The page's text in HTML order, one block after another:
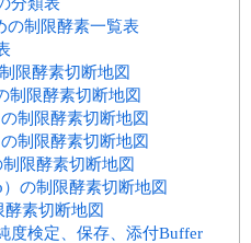
の制限酵素一覧表
限酵素切断地図
制限酵素切断地図
制限酵素切断地図
制限酵素切断地図
限酵素切断地図
の制限酵素切断地図
素切断地図
度検定、保存、添付Buffer